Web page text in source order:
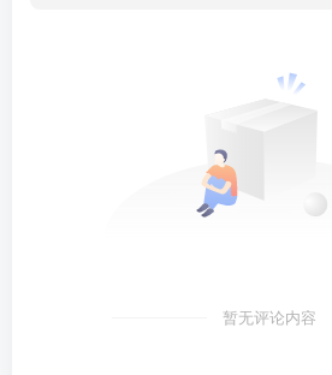
暂无评论内容